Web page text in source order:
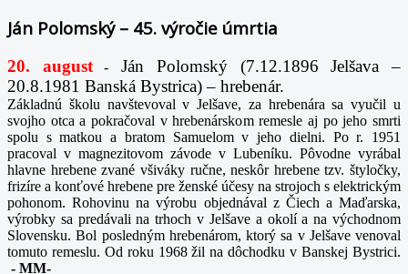
Ján Polomský – 45. výročie úmrtia
20. august-
Ján Polomský (7.12.1896 Jelšava –
20.8.1981 Banská Bystrica) – hrebenár.
Základnú školu navštevoval v Jelšave, za hrebenára sa vyučil u
svojho otca a pokračoval v hrebenárskom remesle aj po jeho smrti
spolu s matkou a bratom Samuelom v jeho dielni. Po r. 1951
pracoval v magnezitovom závode v Lubeníku. Pôvodne vyrábal
hlavne hrebene zvané všiváky ručne, neskôr hrebene tzv. štyločky,
frizíre a konťové hrebene pre ženské účesy na strojoch s elektrickým
pohonom. Rohovinu na výrobu objednával z Čiech a Maďarska,
výrobky sa predávali na trhoch v Jelšave a okolí a na východnom
Slovensku. Bol posledným hrebenárom, ktorý sa v Jelšave venoval
tomuto remeslu. Od roku 1968 žil na dôchodku v Banskej Bystrici.
- MM-